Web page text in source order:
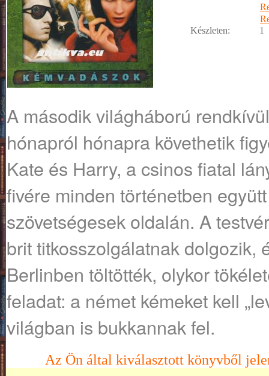
Készleten:
1
A ​második világháború
hónapról hónapra követhetik
Kate és Harry, a csinos fiatal
fivére minden történetben
szövetségesek oldalán. A
brit titkosszolgálatnak dolgozik,
Berlinben töltötték, olykor
feladat: a német kémeket kell
világban is bukkannak fel.
Az Ön által kiválasztott könyvből